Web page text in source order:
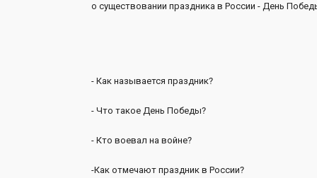
о существовании праздника в России - День
- Как называется праздник?
- Что такое День Победы?
- Кто воевал на войне?
-Как отмечают праздник в России?